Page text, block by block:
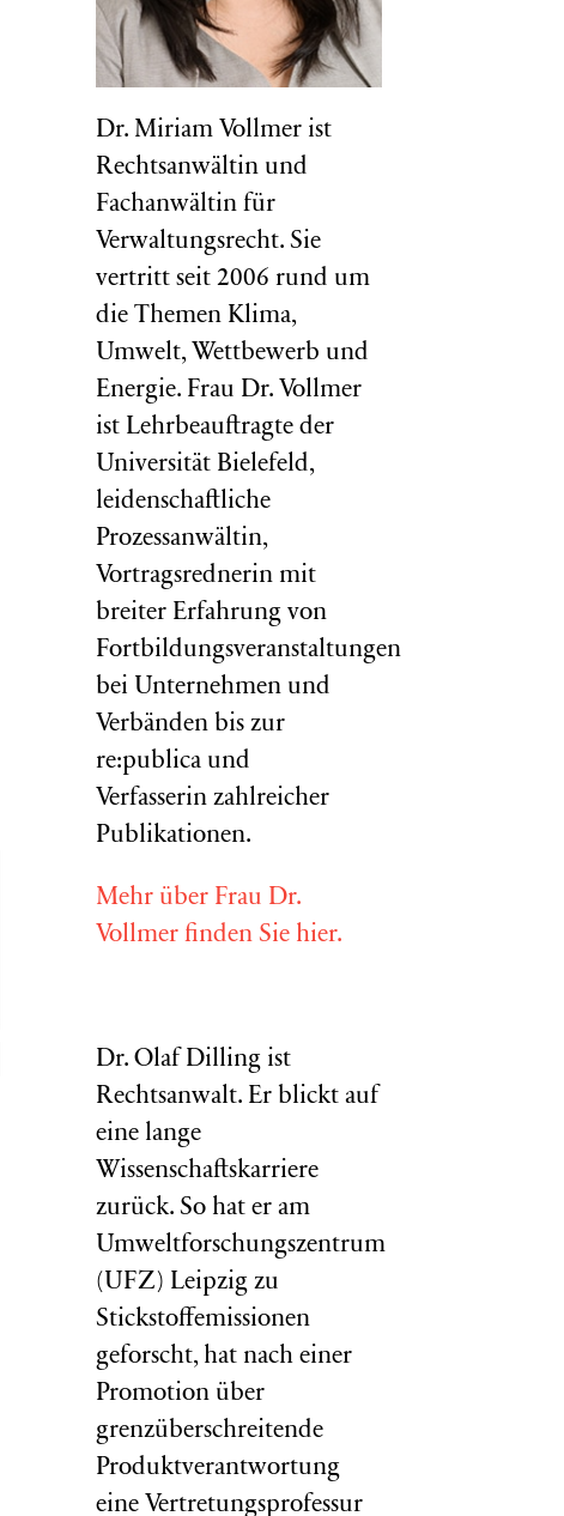
Dr. Miriam Vollmer ist
Rechtsanwältin und
Fachanwältin für
Verwaltungsrecht. Sie
vertritt seit 2006 rund um
die Themen Klima,
Umwelt, Wettbewerb und
Energie. Frau Dr. Vollmer
ist Lehrbeauftragte der
Universität Bielefeld,
leidenschaftliche
Prozessanwältin,
Vortragsrednerin mit
breiter Erfahrung von
Fortbildungsveranstaltungen
bei Unternehmen und
Verbänden bis zur
re:publica und
Verfasserin zahlreicher
Publikationen.
Mehr über Frau Dr.
Vollmer finden Sie hier.
Dr. Olaf Dilling ist
Rechtsanwalt. Er blickt auf
eine lange
Wissenschaftskarriere
zurück. So hat er am
Umweltforschungszentrum
(UFZ) Leipzig zu
Stickstoffemissionen
geforscht, hat nach einer
Promotion über
grenzüberschreitende
Produktverantwortung
eine Vertretungsprofessur